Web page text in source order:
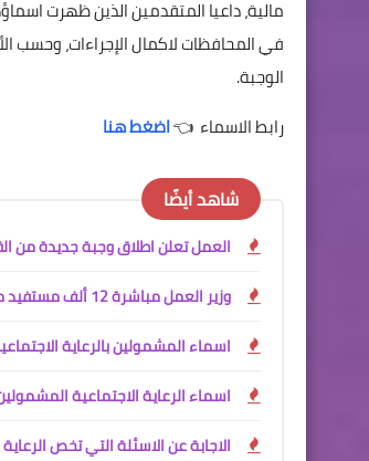
مالية، داعيا المتقدمين الذين ظهرت
في المحافظات لاكمال الإجراءات، وحسب
الوجبة.
رابط الاسماء 👈اضغط هنا
شاهد أيضًا
العمل تعلن اطلاق وجبة جديدة من
وزير العمل مباشرة 12 ألف مستفيد محوّلين إلى عقود في وزارة الداخلية
اسماء المشمولين بالرعاية
اسماء الرعاية الاجتماعية
الاجابة عن الاسئلة التي تخص الرعاية